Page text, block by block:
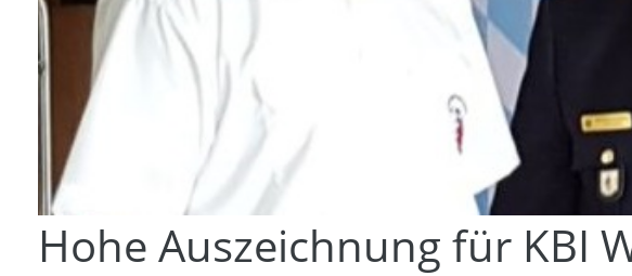
Hohe Auszeichnung für KBI